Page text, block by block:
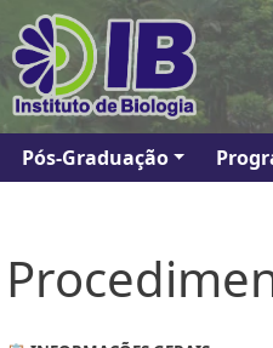
principal
Navegação
Pós-Graduação